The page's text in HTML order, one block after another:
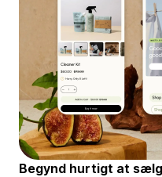
Begynd hurtigt at